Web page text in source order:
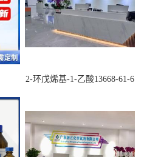
2-环戊烯基-1-乙酸13668-61-6